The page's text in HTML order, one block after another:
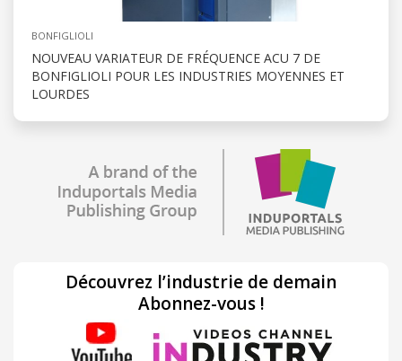
BONFIGLIOLI
NOUVEAU VARIATEUR DE FRÉQUENCE ACU 7 DE
BONFIGLIOLI POUR LES INDUSTRIES MOYENNES ET
LOURDES
Découvrez l’industrie de demain
Abonnez-vous !